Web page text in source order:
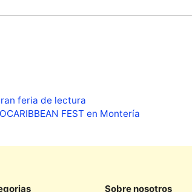
feria de lectura
FEST en Montería
Sobre nosotros